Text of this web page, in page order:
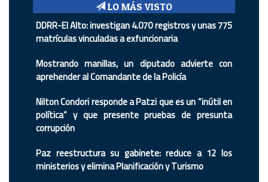
LO MÁS VISTO
DDRR-El Alto: investigan 4.070 registros y unas 775
matrículas vinculadas a exfuncionaria
Mostrando manillas, un diputado advierte con
aprehender al Comandante de la Policía
Nilton Condori responde a Patzi que es un “inútil en
política” y que presente pruebas de presunta
corrupción
Paz reestructura su gabinete: reduce a 12 los
ministerios y elimina Planificación y Turismo